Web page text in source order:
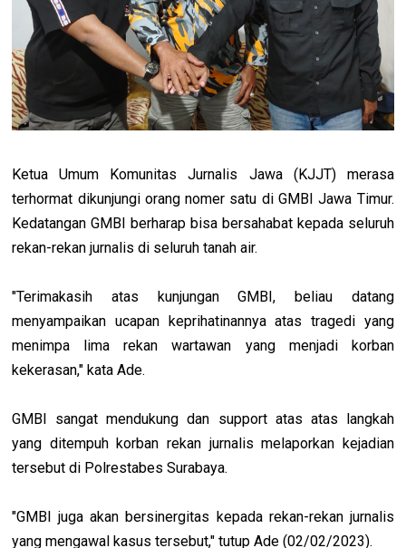
Ketua Umum Komunitas Jurnalis Jawa (KJJT) merasa
terhormat dikunjungi orang nomer satu di GMBI Jawa Timur.
Kedatangan GMBI berharap bisa bersahabat kepada seluruh
rekan-rekan jurnalis di seluruh tanah air.
"Terimakasih atas kunjungan GMBI, beliau datang
menyampaikan ucapan keprihatinannya atas tragedi yang
menimpa lima rekan wartawan yang menjadi korban
kekerasan," kata Ade.
GMBI sangat mendukung dan support atas atas langkah
yang ditempuh korban rekan jurnalis melaporkan kejadian
tersebut di Polrestabes Surabaya.
"GMBI juga akan bersinergitas kepada rekan-rekan jurnalis
yang mengawal kasus tersebut," tutup Ade (02/02/2023).